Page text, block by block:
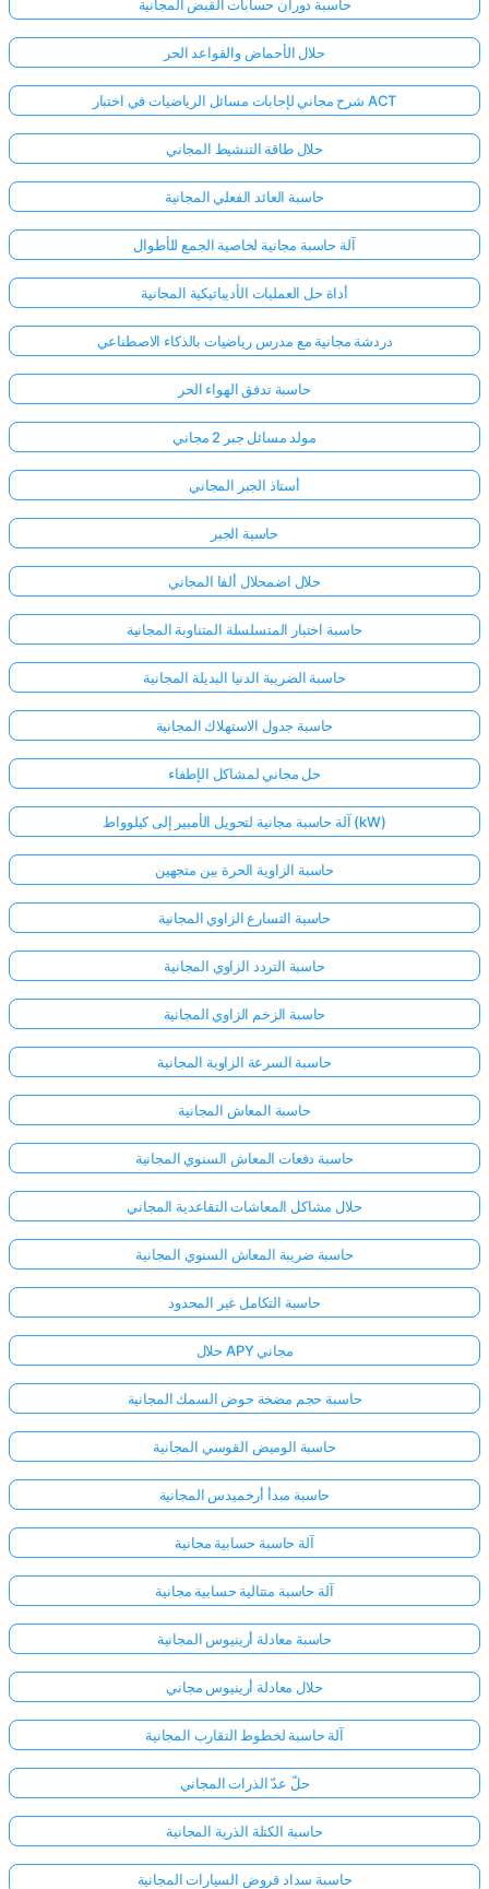
حاسبة دوران حسابات القبض المجانية
حلال الأحماض والقواعد الحر
شرح مجاني لإجابات مسائل الرياضيات في اختبار ACT
حلال طاقة التنشيط المجاني
حاسبة العائد الفعلي المجانية
آلة حاسبة مجانية لخاصية الجمع للأطوال
أداة حل العمليات الأديباتيكية المجانية
دردشة مجانية مع مدرس رياضيات بالذكاء الاصطناعي
حاسبة تدفق الهواء الحر
مولد مسائل جبر 2 مجاني
أستاذ الجبر المجاني
حاسبة الجبر
حلال اضمحلال ألفا المجاني
حاسبة اختبار المتسلسلة المتناوبة المجانية
حاسبة الضريبة الدنيا البديلة المجانية
حاسبة جدول الاستهلاك المجانية
حل مجاني لمشاكل الإطفاء
آلة حاسبة مجانية لتحويل الأمبير إلى كيلوواط (kW)
حاسبة الزاوية الحرة بين متجهين
حاسبة التسارع الزاوي المجانية
حاسبة التردد الزاوي المجانية
حاسبة الزخم الزاوي المجانية
حاسبة السرعة الزاوية المجانية
حاسبة المعاش المجانية
حاسبة دفعات المعاش السنوي المجانية
حلال مشاكل المعاشات التقاعدية المجاني
حاسبة ضريبة المعاش السنوي المجانية
حاسبة التكامل غير المحدود
حلال APY مجاني
حاسبة حجم مضخة حوض السمك المجانية
حاسبة الوميض القوسي المجانية
حاسبة مبدأ أرخميدس المجانية
آلة حاسبة حسابية مجانية
آلة حاسبة متتالية حسابية مجانية
حاسبة معادلة أرينيوس المجانية
حلال معادلة أرينيوس مجاني
آلة حاسبة لخطوط التقارب المجانية
حلّ عدّ الذرات المجاني
حاسبة الكتلة الذرية المجانية
حاسبة سداد قروض السيارات المجانية